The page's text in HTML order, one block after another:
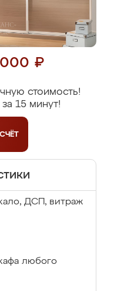
₽
стоимость!
15 минут!
ДСП, витраж
любого